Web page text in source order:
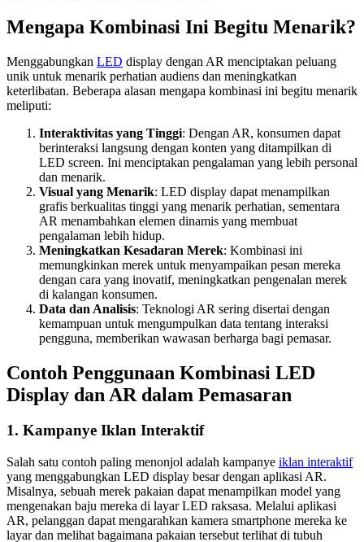
Mengapa Kombinasi Ini Begitu Menarik?
Menggabungkan LED display dengan AR menciptakan peluang
unik untuk menarik perhatian audiens dan meningkatkan
keterlibatan. Beberapa alasan mengapa kombinasi ini begitu menarik
meliputi:
Interaktivitas yang Tinggi: Dengan AR, konsumen dapat
berinteraksi langsung dengan konten yang ditampilkan di
LED screen. Ini menciptakan pengalaman yang lebih personal
dan menarik.
Visual yang Menarik: LED display dapat menampilkan
grafis berkualitas tinggi yang menarik perhatian, sementara
AR menambahkan elemen dinamis yang membuat
pengalaman lebih hidup.
Meningkatkan Kesadaran Merek: Kombinasi ini
memungkinkan merek untuk menyampaikan pesan mereka
dengan cara yang inovatif, meningkatkan pengenalan merek
di kalangan konsumen.
Data dan Analisis: Teknologi AR sering disertai dengan
kemampuan untuk mengumpulkan data tentang interaksi
pengguna, memberikan wawasan berharga bagi pemasar.
Contoh Penggunaan Kombinasi LED
Display dan AR dalam Pemasaran
1. Kampanye Iklan Interaktif
Salah satu contoh paling menonjol adalah kampanye iklan interaktif
yang menggabungkan LED display besar dengan aplikasi AR.
Misalnya, sebuah merek pakaian dapat menampilkan model yang
mengenakan baju mereka di layar LED raksasa. Melalui aplikasi
AR, pelanggan dapat mengarahkan kamera smartphone mereka ke
layar dan melihat bagaimana pakaian tersebut terlihat di tubuh